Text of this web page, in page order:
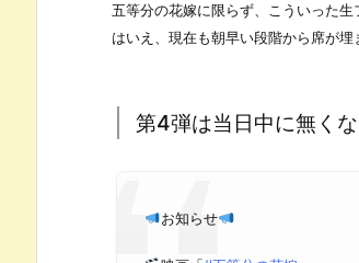
五等分の花嫁に限らず、こういった
はいえ、現在も朝早い段階から席が
第4弾は当日中に無く
お知らせ